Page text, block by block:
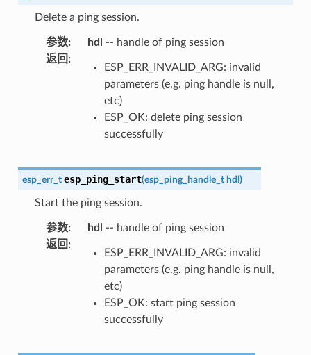
Delete a ping session.
参数: hdl
-- handle of ping session
返回 :
ESP_ERR_INVALID_ARG: invalid
parameters (e.g. ping handle is null,
etc)
ESP_OK: delete ping session
successfully
esp_err_t esp_ping_start(esp_ping_handle_t hdl )
Start the ping session.
参数: hdl
-- handle of ping session
返回 :
ESP_ERR_INVALID_ARG: invalid
parameters (e.g. ping handle is null,
etc)
ESP_OK: start ping session
successfully